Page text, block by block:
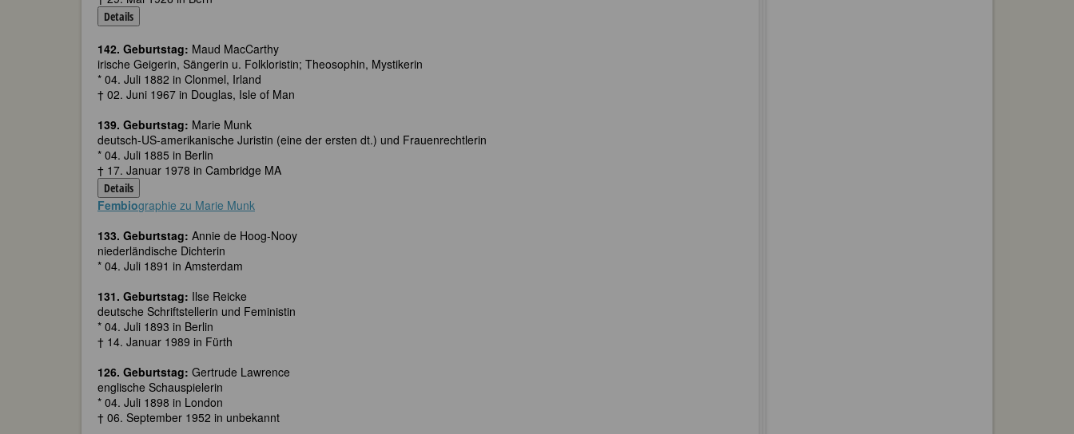
Details
142. Geburtstag: Maud MacCarthy
irische Geigerin, Sängerin u. Folkloristin; Theosophin, Mystikerin
* 04. Juli 1882 in Clonmel, Irland
† 02. Juni 1967 in Douglas, Isle of Man
139. Geburtstag: Marie Munk
deutsch-US-amerikanische Juristin (eine der ersten dt.) und Frauenrechtlerin
* 04. Juli 1885 in Berlin
† 17. Januar 1978 in Cambridge MA
Details
Fembiographie zu Marie Munk
133. Geburtstag: Annie de Hoog-Nooy
niederländische Dichterin
* 04. Juli 1891 in Amsterdam
131. Geburtstag: Ilse Reicke
deutsche Schriftstellerin und Feministin
* 04. Juli 1893 in Berlin
† 14. Januar 1989 in Fürth
126. Geburtstag: Gertrude Lawrence
englische Schauspielerin
* 04. Juli 1898 in London
† 06. September 1952 in unbekannt